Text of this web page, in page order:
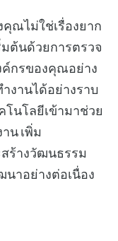
ณไม่ใช่เรื่องยาก
ต้นด้วยการตรวจ
ค์กรของคุณอย่าง
งานได้อย่างราบ
นโลยีเข้ามาช่วย
น เพิ่ม
ร้างวัฒนธรรม
าอย่างต่อเนื่อง